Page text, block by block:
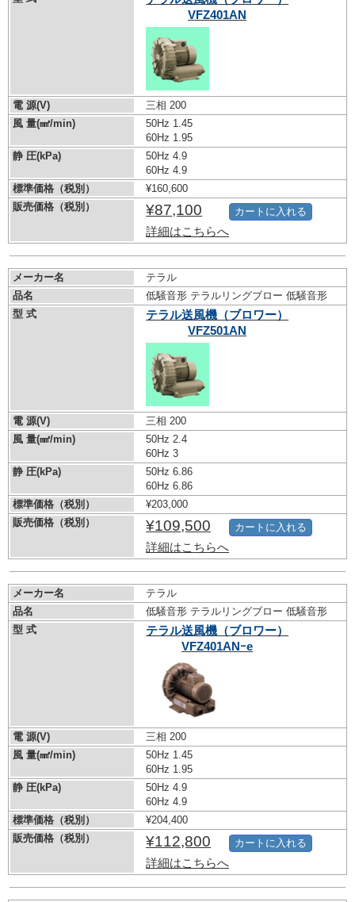
VFZ401AN
電 源(V)
三相 200
風 量(㎣/min)
50Hz 1.45
60Hz 1.95
静 圧(kPa)
50Hz 4.9
60Hz 4.9
標準価格（税別）
¥160,600
販売価格（税別）
¥87,100
詳細はこちらへ
カートに入れる
メーカー名
テラル
品名
低騒音形 テラルリングブロー 低騒音形
型 式
テラル送風機（ブロワー）
VFZ501AN
電 源(V)
三相 200
風 量(㎣/min)
50Hz 2.4
60Hz 3
静 圧(kPa)
50Hz 6.86
60Hz 6.86
標準価格（税別）
¥203,000
販売価格（税別）
¥109,500
詳細はこちらへ
カートに入れる
メーカー名
テラル
品名
低騒音形 テラルリングブロー 低騒音形
型 式
テラル送風機（ブロワー）
VFZ401ANｰe
電 源(V)
三相 200
風 量(㎣/min)
50Hz 1.45
60Hz 1.95
静 圧(kPa)
50Hz 4.9
60Hz 4.9
標準価格（税別）
¥204,400
販売価格（税別）
¥112,800
詳細はこちらへ
カートに入れる